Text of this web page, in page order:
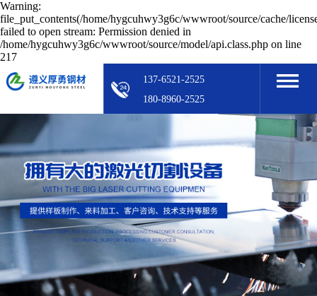
Warning:
file_put_contents(/home/hygcuhwy3g6c/wwwroot/source/cache/
failed to open stream: Permission denied in
/home/hygcuhwy3g6c/wwwroot/source/model/api.class.php on line
217
137-6521-2525
180-8960-2525